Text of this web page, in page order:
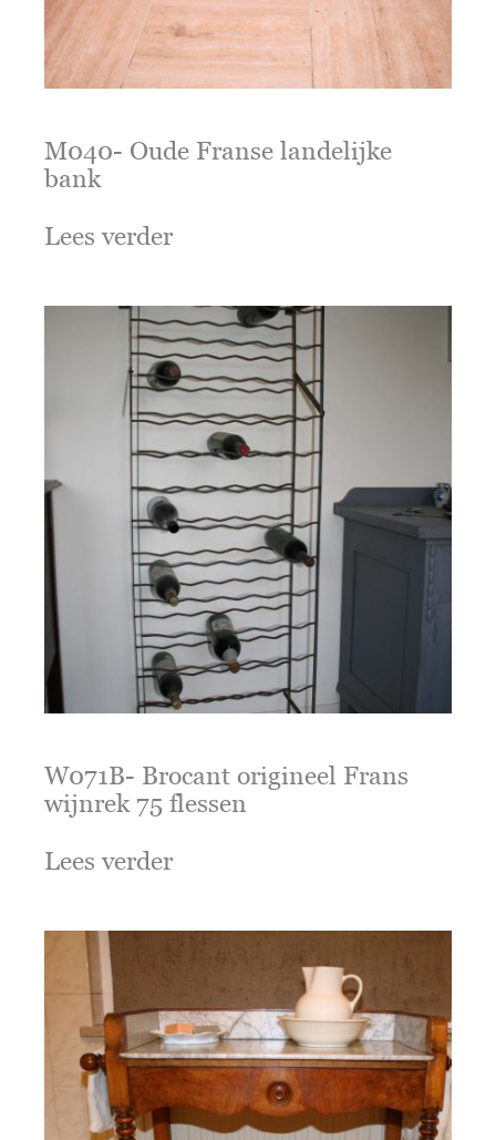
M040- Oude Franse landelijke
bank
Lees verder
W071B- Brocant origineel Frans
wijnrek 75 flessen
Lees verder